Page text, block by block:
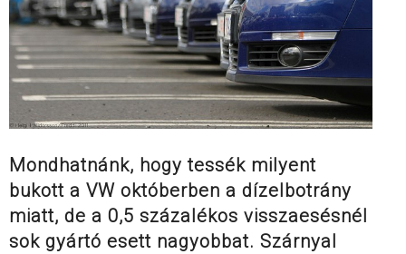
Mondhatnánk, hogy tessék milyent
bukott a VW októberben a dízelbotrány
miatt, de a 0,5 százalékos visszaesésnél
sok gyártó esett nagyobbat. Szárnyal